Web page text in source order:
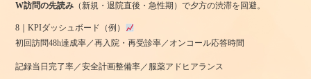
W訪問の先読み （新規・退院直後・急性期）で夕方の渋滞を回避。
8｜KPIダッシュボード（例）
初回訪問48h達成率／再入院・再受診率／オンコール応答時間
記録当日完了率／安全計画整備率／服薬アドヒアランス